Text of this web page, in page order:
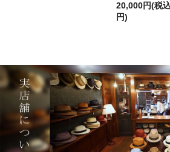
20,000円(税
円)